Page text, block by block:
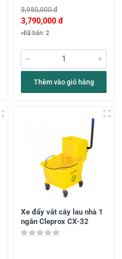
3,950,000 đ
3,790,000 đ
Đã bán: 2
Thêm vào giỏ hàng
Xe đẩy vắt cây lau nhà 1
ngăn Cleprox CX-32